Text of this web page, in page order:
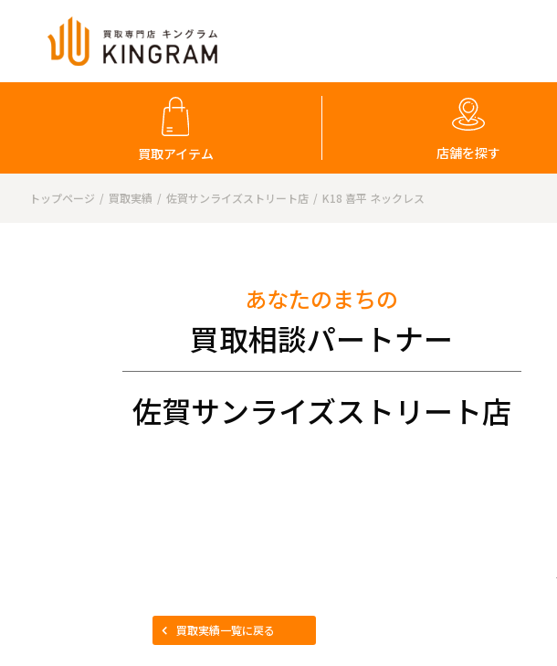
買取アイテム 店舗を探す
トップページ 買取実績 佐賀サンライズストリート店 K18 喜平 ネックレス
佐賀サンライズストリート店
あなたのまちの
買取相談パートナー
買取実績一覧に戻る